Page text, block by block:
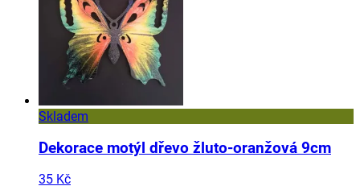
Skladem
Dekorace motýl dřevo žluto-oranžová 9cm
35 Kč